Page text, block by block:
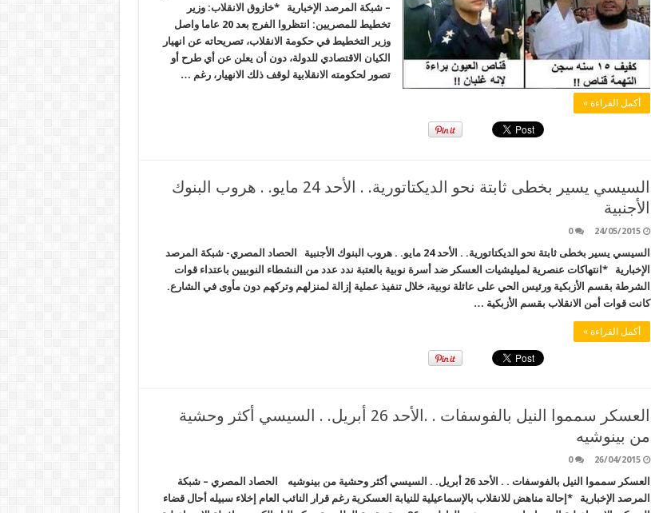
– شبكة المرصد الإخبارية *خازوق الانقلاب: وزير
تخطيط للمصريين: انتظروا الفرج بعد 20 عاما واصل
وزير التخطيط في حكومة الانقلاب، تصريحاته عن انهيار
الكيان الاقتصادي للدولة، دون أن يعلن عن أي طرح أو
تصور لحكومته الانقلابية لوقف ذلك الانهيار، رغم …
أكمل القراءة »
السيسي يسير بخطى ثابتة نحو الديكتاتورية. . الأحد 24 مايو. . هروب البنوك
الأجنبية
24/05/2015
0
السيسي يسير بخطى ثابتة نحو الديكتاتورية. . الأحد 24 مايو. . هروب البنوك الأجنبية الحصاد المصري- شبكة المرصد
الإخبارية *انتهاكات عنصرية لميليشيات العسكر ضد أسرة نوبية بالعتبة ندد عدد من النشطاء النوبيين باعتداء قوات
الشرطة بقسم الأزبكية ورئيس الحي على عائلة نوبية، خلال تنفيذ عملية إزالة لمنزلهم وتركهم دون مأوى في الشارع.
كانت قوات أمن الانقلاب بقسم الأزبكية …
أكمل القراءة »
العسكر سمموا النيل بالفوسفات . .الأحد 26 أبريل. . السيسي أكثر وحشية
من بينوشيه
26/04/2015
0
العسكر سمموا النيل بالفوسفات . . الأحد 26 أبريل. . السيسي أكثر وحشية من بينوشيه الحصاد المصري – شبكة
المرصد الإخبارية *إحالة مناهض للانقلاب بالإسماعيلية للنيابة العسكرية رغم قرار النائب العام إخلاء سبيله أحال قضاء